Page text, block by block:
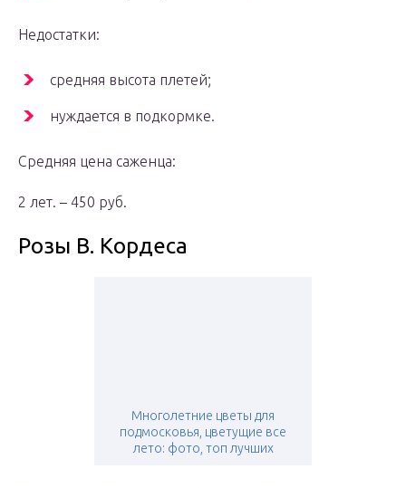
Недостатки:
средняя высота плетей;
нуждается в подкормке.
Средняя цена саженца:
2 лет. – 450 руб.
Розы В. Кордеса
Многолетние цветы для
подмосковья, цветущие все
лето: фото, топ лучших